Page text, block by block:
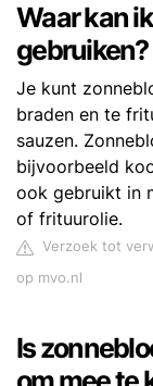
Waar kan
gebruiken?
Je kunt
braden en te
sauzen.
bijvoorbeeld
ook gebruikt in
of frituurolie.
Verzoek tot
op mvo.nl
Is